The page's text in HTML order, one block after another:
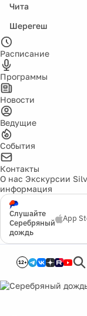
Чита
Шерегеш
Расписание
Программы
Новости
Ведущие
События
Контакты
О нас Экскурсии
информация
Слушайте
Серебряный
дождь
App
12+